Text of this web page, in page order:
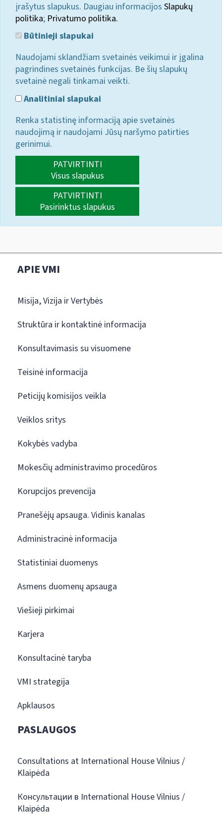
įrašytus slapukus. Daugiau informacijos Slapukų
politika; Privatumo politika.
Būtinieji slapukai
Naudojami sklandžiam svetainės veikimui ir įgalina
pagrindines svetainės funkcijas. Be šių slapukų
svetainė negali tinkamai veikti.
Analitiniai slapukai
Renka statistinę informaciją apie svetainės
naudojimą ir naudojami Jūsų naršymo patirties
gerinimui.
PATVIRTINTI
Visus slapukus
PATVIRTINTI
Pasirinktus slapukus
APIE VMI
Misija, Vizija ir Vertybės
Struktūra ir kontaktinė informacija
Konsultavimasis su visuomene
Teisinė informacija
Peticijų komisijos veikla
Veiklos sritys
Kokybės vadyba
Mokesčių administravimo procedūros
Korupcijos prevencija
Pranešėjų apsauga. Vidinis kanalas
Administracinė informacija
Statistiniai duomenys
Asmens duomenų apsauga
Viešieji pirkimai
Karjera
Konsultacinė taryba
VMI strategija
Apklausos
PASLAUGOS
Consultations at International House Vilnius /
Klaipėda
Консультации в International House Vilnius /
Klaipėda